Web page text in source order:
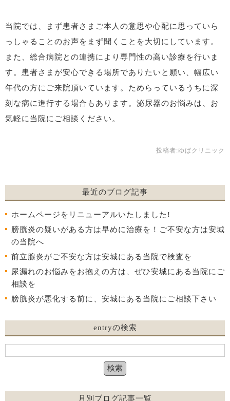
当院では、まず患者さまご本人の意思や心配に思っていら
っしゃることのお声をまず聞くことを大切にしています。
また、総合病院との連携により専門性の高い診療を行いま
す。患者さまが安心できる場所でありたいと願い、幅広い
年代の方にご来院頂いています。ためらっているうちに深
刻な病に進行する場合もあります。泌尿器のお悩みは、お
気軽に当院にご相談ください。
投稿者: ゆばクリニック
最近のブログ記事
ホームページをリニューアルいたしました!
膀胱炎の疑いがある方は早めに治療を！ご不安な方は安城
の当院へ
前立腺炎がご不安な方は安城にある当院で検査を
尿漏れのお悩みをお抱えの方は、ぜひ安城にある当院にご
相談を
膀胱炎が悪化する前に、安城にある当院にご相談下さい
entryの検索
月別ブログ記事一覧